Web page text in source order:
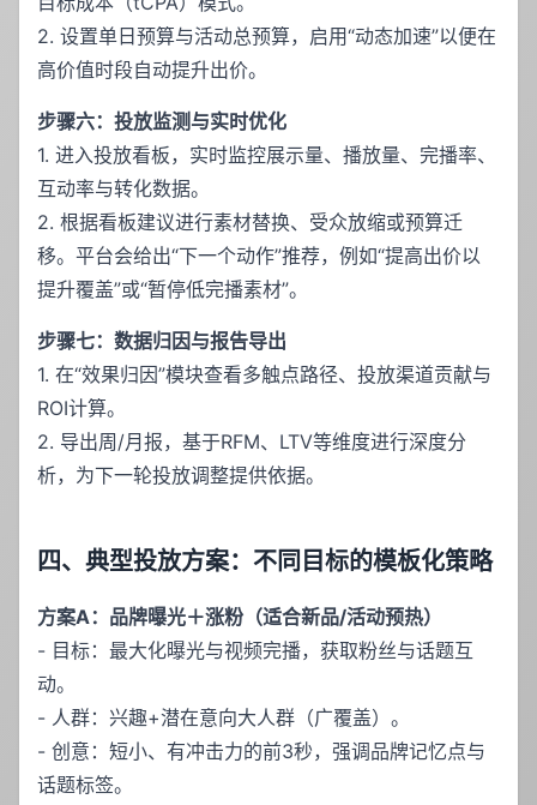
2. 设置单日预算与活动总预算，启用“动态加速”以便在
高价值时段自动提升出价。
步骤六：投放监测与实时优化
1. 进入投放看板，实时监控展示量、播放量、完播率、
互动率与转化数据。
2. 根据看板建议进行素材替换、受众放缩或预算迁
移。平台会给出“下一个动作”推荐，例如“提高出价以
提升覆盖”或“暂停低完播素材”。
步骤七：数据归因与报告导出
1. 在“效果归因”模块查看多触点路径、投放渠道贡献与
ROI计算。
2. 导出周/月报，基于RFM、LTV等维度进行深度分
析，为下一轮投放调整提供依据。
四、典型投放方案：不同目标的模板化策略
方案A：品牌曝光＋涨粉（适合新品/活动预热）
- 目标：最大化曝光与视频完播，获取粉丝与话题互
动。
- 人群：兴趣+潜在意向大人群（广覆盖）。
- 创意：短小、有冲击力的前3秒，强调品牌记忆点与
话题标签。